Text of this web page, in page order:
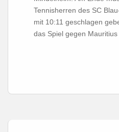
Tennisherren des SC
mit 10:11 geschlagen
das Spiel gegen Mauritius